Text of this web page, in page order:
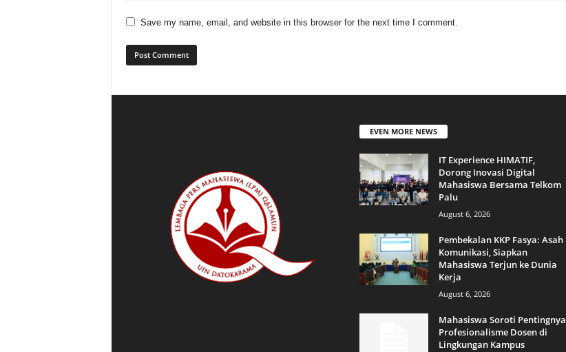
Save my name, email, and website in this browser for the next time I comment.
EVEN MORE NEWS
IT Experience HIMATIF,
Dorong Inovasi Digital
Mahasiswa Bersama Telkom
Palu
August 6, 2026
Pembekalan KKP Fasya: Asah
Komunikasi, Siapkan
Mahasiswa Terjun ke Dunia
Kerja
August 6, 2026
Mahasiswa Soroti Pentingnya
Profesionalisme Dosen di
Lingkungan Kampus